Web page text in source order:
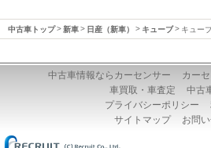
中古車トップ 新車 日産（新車） キューブ キュー
中古車情報ならカーセンサー
カー
車買取・車査定
中古
プライバシーポリシー
サイトマップ
お問